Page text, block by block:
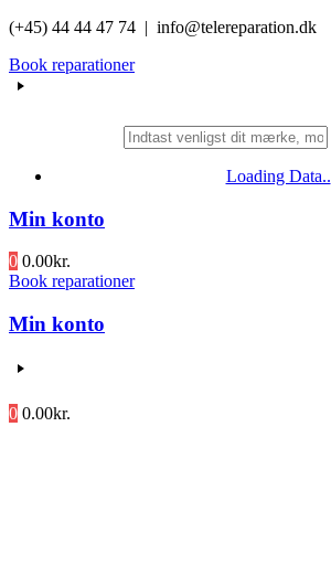
Videre
indhold
(+45) 44 44 47 74 | info@telereparation.dk
Book reparationer
Loading Data..
Min konto
0 0.00kr.
Book reparationer
Min konto
0 0.00kr.